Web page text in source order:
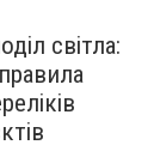
світла: